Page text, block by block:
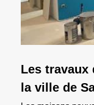
Les travaux
la ville de